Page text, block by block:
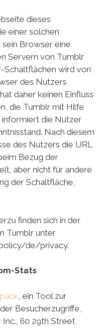
dieses
einer solchen
Browser eine
Servern von Tumblr
Schaltflächen wird von
des Nutzers
daher keinen Einfluss
die Tumblr mit Hilfe
informiert die Nutzer
Nach diesem
des Nutzers die URL
Bezug der
aber nicht für andere
der Schaltfläche,
finden sich in der
Tumblr unter
de/privacy.
Stats
, ein Tool zur
Besucherzugriffe,
Inc., 60 29th Street